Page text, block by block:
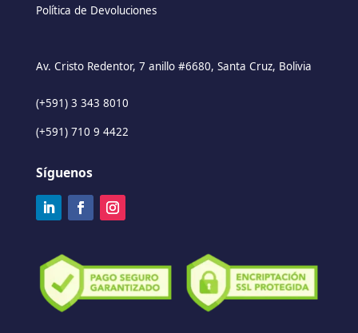
Política de Devoluciones
Av. Cristo Redentor, 7 anillo #6680, Santa Cruz, Bolivia
(+591) 3 343 8010
(+591) 710 9 4422
Síguenos